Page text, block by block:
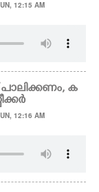
12:15 AM
ക
12:16 AM